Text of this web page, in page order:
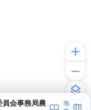
会事務局農
地